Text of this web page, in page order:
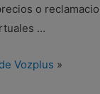
o
…
Vozplus »